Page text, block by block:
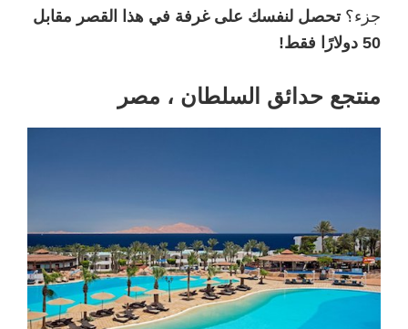
جزء؟ تحصل لنفسك على غرفة في هذا القصر مقابل
50 دولارًا فقط!
منتجع حدائق السلطان ، مصر